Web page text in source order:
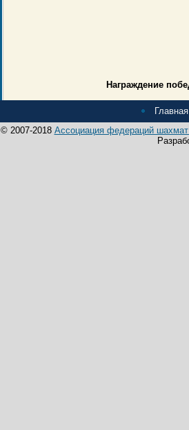
Награждение
© 2007-2018 Ассоциация федераций